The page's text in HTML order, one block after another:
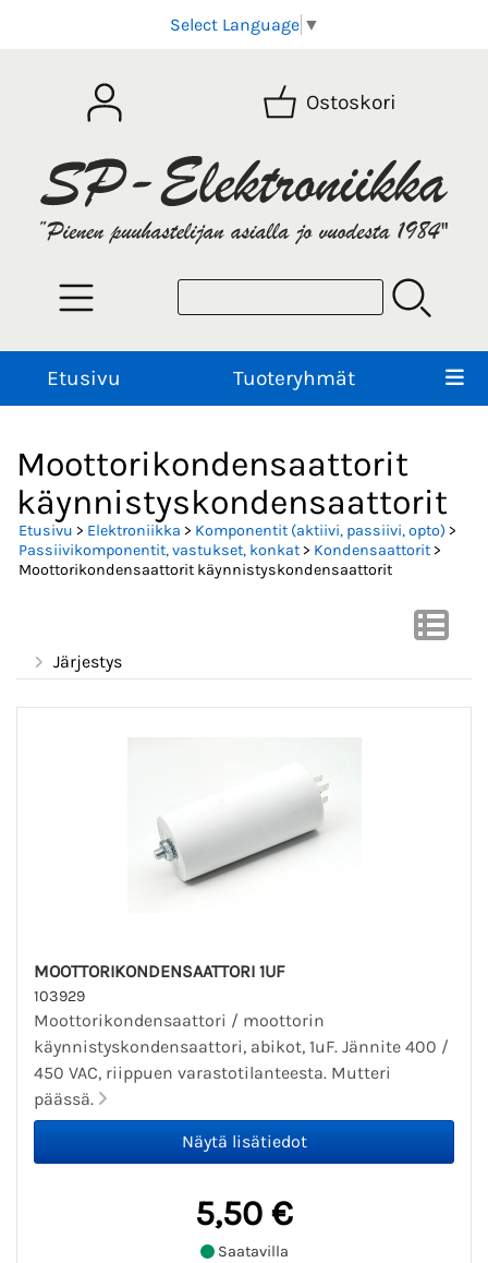
Select Language ▼
Ostoskori
Etusivu Tuoteryhmät
Moottorikondensaattorit
käynnistyskondensaattorit
Etusivu > Elektroniikka > Komponentit (aktiivi, passiivi, opto) >
Passiivikomponentit, vastukset, konkat> Kondensaattorit>
Moottorikondensaattorit käynnistyskondensaattorit
Järjestys
MOOTTORIKONDENSAATTORI 1UF
103929
Moottorikondensaattori / moottorin
käynnistyskondensaattori, abikot, 1uF. Jännite 400 /
450 VAC, riippuen varastotilanteesta. Mutteri
päässä.
5,50 €
Saatavilla